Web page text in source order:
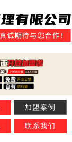
加盟案例
联系我们